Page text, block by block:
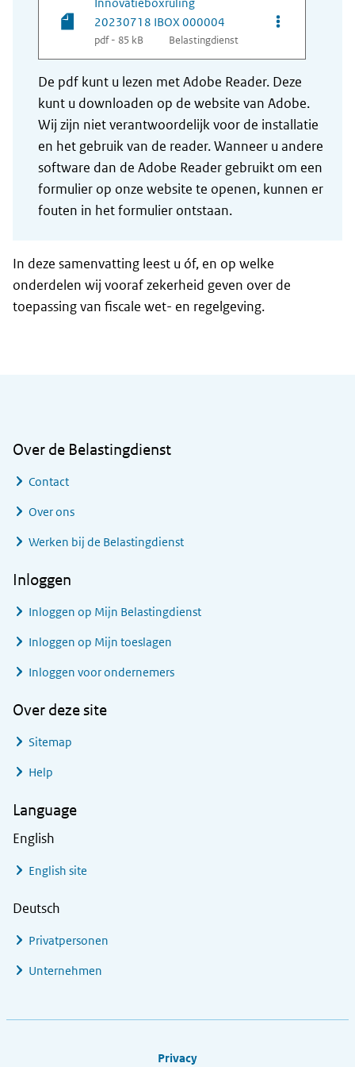
20230718 IBOX 000004
pdf - 85 kB Belastingdienst
Opties van
De pdf kunt u lezen met Adobe Reader. Deze
kunt u downloaden op de website van Adobe.
Wij zijn niet verantwoordelijk voor de installatie
en het gebruik van de reader. Wanneer u andere
software dan de Adobe Reader gebruikt om een
formulier op onze website te openen, kunnen er
fouten in het formulier ontstaan.
In deze samenvatting leest u óf, en op welke
onderdelen wij vooraf zekerheid geven over de
toepassing van fiscale wet- en regelgeving.
Over de Belastingdienst
Contact
Over ons
Werken bij de Belastingdienst
Inloggen
Inloggen op Mijn Belastingdienst
Inloggen op Mijn toeslagen
Inloggen voor ondernemers
Over deze site
Sitemap
Help
Language
English
English site
Deutsch
Privatpersonen
Unternehmen
Privacy